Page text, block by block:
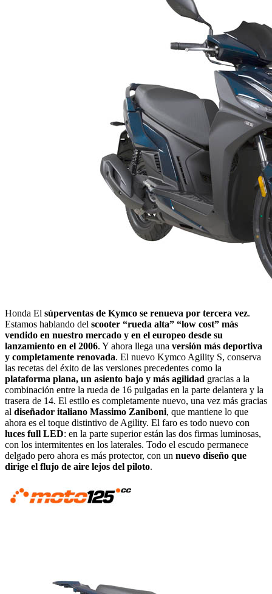
Honda El súperventas de Kymco se renueva por tercera vez.
Estamos hablando del scooter “rueda alta” “low cost” más
vendido en nuestro mercado y en el europeo desde su
lanzamiento en el 2006. Y ahora llega una versión más deportiva
y completamente renovada. El nuevo Kymco Agility S, conserva
las recetas del éxito de las versiones precedentes como la
plataforma plana, un asiento bajo y más agilidad gracias a la
combinación entre la rueda de 16 pulgadas en la parte delantera y la
trasera de 14. El estilo es completamente nuevo, una vez más gracias
al diseñador italiano Massimo Zaniboni, que mantiene lo que
ahora es el toque distintivo de Agility. El faro es todo nuevo con
luces full LED: en la parte superior están las dos firmas luminosas,
con los intermitentes en los laterales. Todo el escudo permanece
delgado pero ahora es más protector, con un nuevo diseño que
dirige el flujo de aire lejos del piloto.